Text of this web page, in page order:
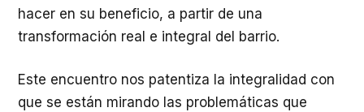
hacer en su beneficio, a partir de una
transformación real e integral del barrio.
Este encuentro nos patentiza la integralidad con
que se están mirando las problemáticas que